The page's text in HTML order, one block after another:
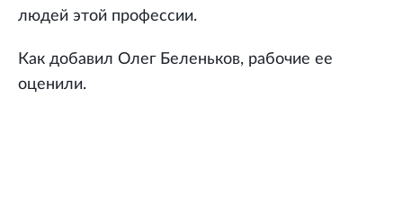
людей этой профессии.
Как добавил Олег Беленьков, рабочие ее
оценили.